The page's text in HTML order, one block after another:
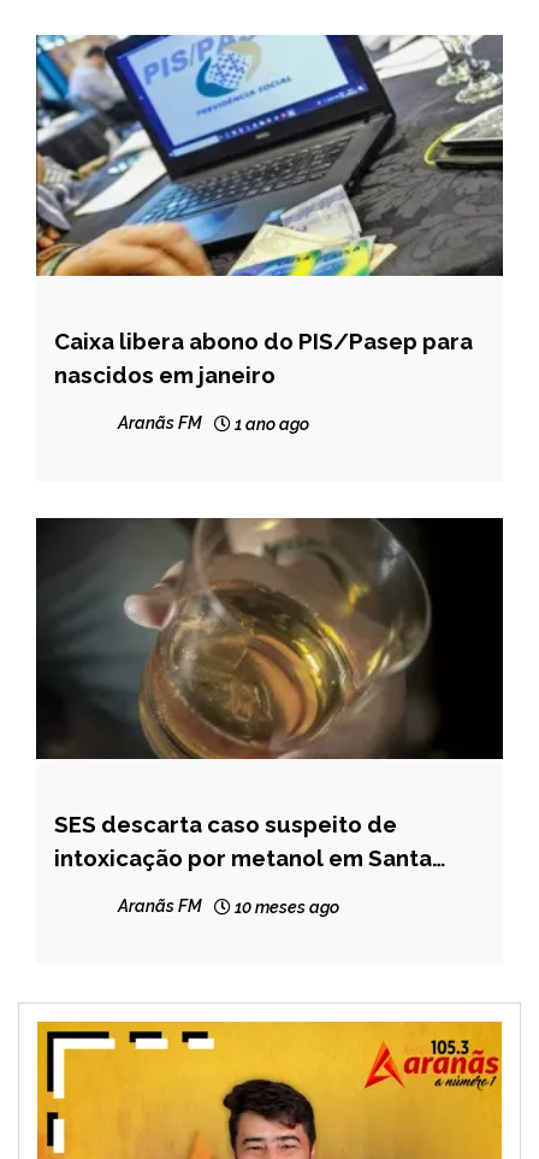
BRASIL
NOTÍCIAS
Caixa libera abono do PIS/Pasep para
nascidos em janeiro
Aranãs FM 1 ano ago
MINAS
GERAIS
NOTÍCIAS
SES descarta caso suspeito de
intoxicação por metanol em Santa
Aranãs FM 10 meses ago